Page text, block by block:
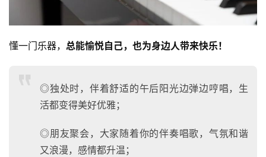
懂一门乐器， 总能愉悦自己，也为身边人带来快乐！
◎独处时，伴着舒适的午后阳光边弹边哼唱，生
活都变得美好优雅；
◎朋友聚会，大家随着你的伴奏唱歌，气氛和谐
又浪漫，感情都升温；